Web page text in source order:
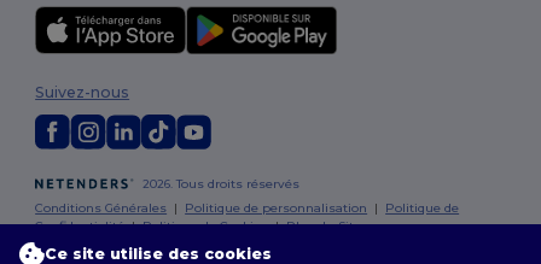
2026. Tous droits réservés
Conditions Générales | Politique de personnalisation | Politique de
Confidentialité|Politique de Cookies|Plan du Site
Suivez-nous
Ce site utilise des cookies